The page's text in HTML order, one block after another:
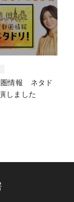
情報 ネタド
しました